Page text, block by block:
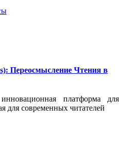
Переосмысление Чтения в
платформа для
для современных читателей